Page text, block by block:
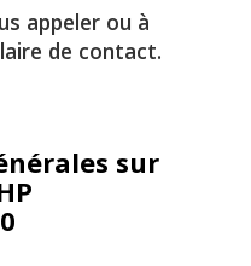
appeler ou à
de contact.
sur